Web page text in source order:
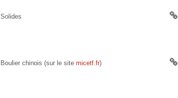
Solides
Boulier chinois (sur le sitemicetf.fr)